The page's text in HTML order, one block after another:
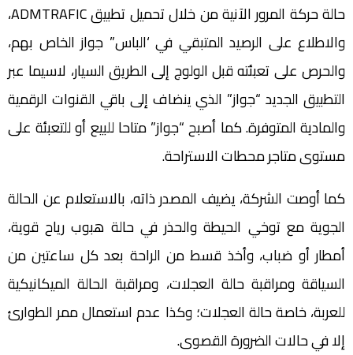
حالة حركة المرور الآنية من خلال تحميل تطبيق ADMTRAFIC،
والاطلاع على الرصيد المتبقي في ‘الباس” جواز الخاص بهم،
والحرص على تعبئته قبل الولوج إلى الطريق السيار، لاسيما عبر
التطبيق الجديد “جواز” الذي ينضاف إلى باقي القنوات الرقمية
والمادية المتوفرة. كما أصبح “جواز” متاحا للبيع أو للتعبئة على
مستوى متاجر محطات الاستراحة.
كما أوصت الشركة، يضيف المصدر ذاته، بالاستعلام عن الحالة
الجوية مع توخي الحيطة والحذر في حالة هبوب رياح قوية،
أمطار أو ضباب، وأخذ قسط من الراحة بعد كل ساعتين من
السياقة ومراقبة حالة العجلات، ومراقبة الحالة الميكانيكية
للعربة، خاصة حالة العجلات؛ وكذا عدم استعمال ممر الطوارئ
إلا في حالات الضرورة القصوى.